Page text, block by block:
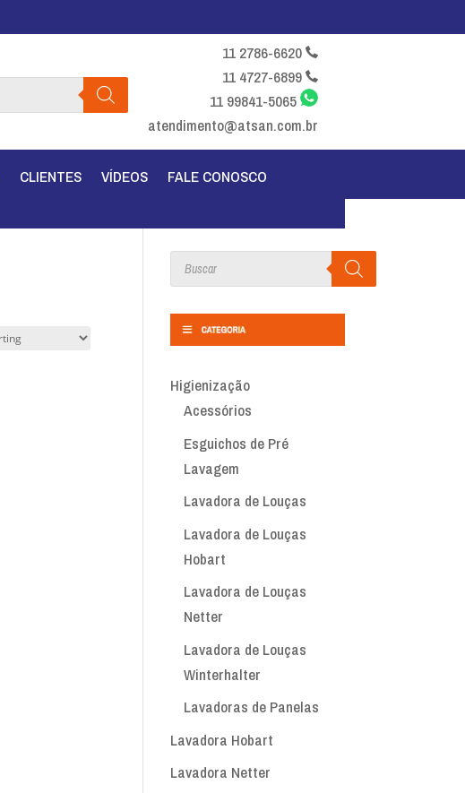
11 2786-6620
11 4727-6899
11 99841-5065
atendimento@atsan.com.br
CLIENTES VÍDEOS FALE CONOSCO
Products
search
Higienização
Acessórios
Esguichos de Pré
Lavagem
Lavadora de Louças
Lavadora de Louças
Hobart
Lavadora de Louças
Netter
Lavadora de Louças
Winterhalter
Lavadoras de Panelas
Lavadora Hobart
Lavadora Netter